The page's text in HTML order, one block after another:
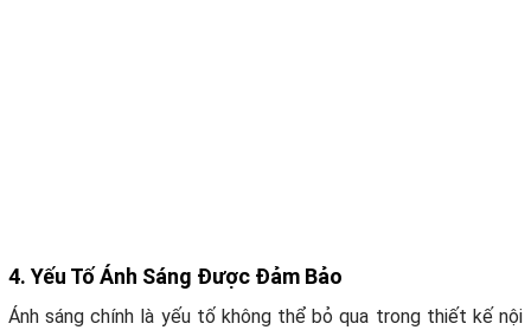
4. Yếu Tố Ánh Sáng Được Đảm Bảo
Ánh sáng chính là yếu tố không thể bỏ qua trong thiết kế nội